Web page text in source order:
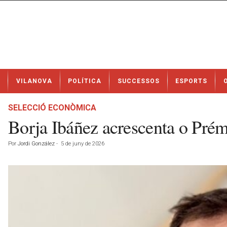
t
VILANOVA POLÍTICA SUCCESSOS ESPORTS
SELECCIÓ ECONÒMICA
Borja Ibáñez acrescenta o
Por Jordi González - 5 de juny de 2026